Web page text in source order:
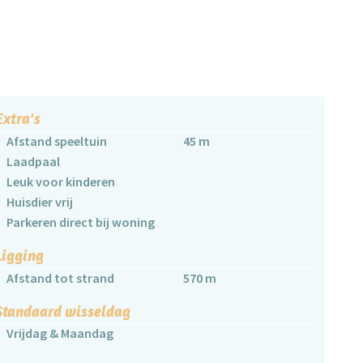
Afstand speeltuin
45 m
Laadpaal
Leuk voor kinderen
Huisdier vrij
Parkeren direct bij woning
Afstand tot strand 570 m
wisseldag
Vrijdag & Maandag